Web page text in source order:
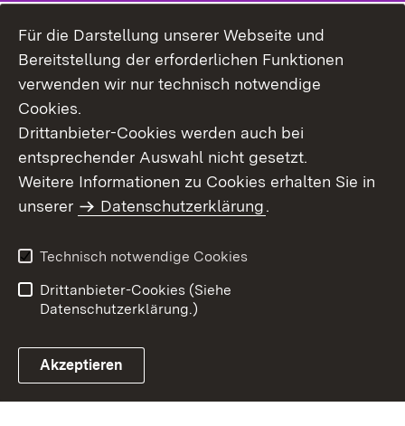
Benutzungshinweise
Erklärung zur
Für die Darstellung unserer Webseite und
Bereitstellung der erforderlichen Funktionen
verwenden wir nur technisch notwendige
Cookies.
Drittanbieter-Cookies werden auch bei
entsprechender Auswahl nicht gesetzt.
Weitere Informationen zu Cookies erhalten Sie in
unserer
Datenschutzerklärung.
Technisch notwendige Cookies
Drittanbieter-Cookies (Siehe
Datenschutzerklärung.)
Akzeptieren